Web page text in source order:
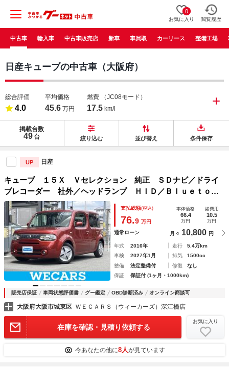
0
お気に入り 閲覧履歴
中古車 輸入車 中古車販売店 新車 車買取 カーリース 整備工場
日産キューブの中古車（大阪府）
総合評価
4.0
平均価格
45.6 万円
燃費 （JC08モード）
17.5 km/l
掲載台数
49 台 絞り込む 並び替え 条件保存
UP 日産
キューブ １５Ｘ Ｖセレクション 純正 ＳＤナビ／ドライ
ブレコーダー 社外／ヘッドランプ ＨＩＤ／Ｂｌｕｅｔｏｏ
ｔｈ接続／ＥＴＣ／ＥＢＤ付ＡＢＳ／横滑り防止装置／フルセ
グＴＶ／ＤＶＤ／衝突安全ボディ／パワーウインドウ
支払総額(税込)
76.9 万円
本体価格
66.4
万円
諸費用
10.5
万円
通常ローン 月々 10,800 円
年式 2016年 走行
5.4万km
車検
2027年1月 排気
1500cc
整備
法定整備付 修復
なし
保証
保証付 (1ヶ月・1000km)
販売店保証 車両状態評価書 グー鑑定 OBD診断済み オンライン商談可
大阪府大阪市城東区 ＷＥＣＡＲＳ（ウィーカーズ）深江橋店
在庫を確認・見積り依頼する
お気に入り
今あなたの他に8人が見ています